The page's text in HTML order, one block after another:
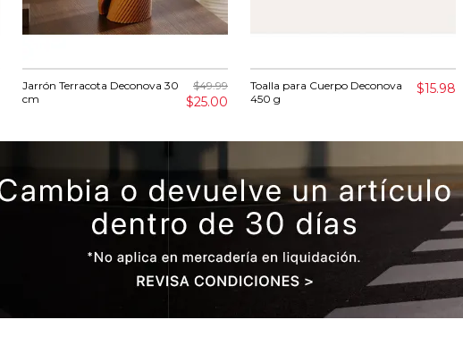
Jarrón Terracota Deconova 30
cm
$49.99
$25.00
Toalla para Cuerpo Deconova
450 g
$15.98